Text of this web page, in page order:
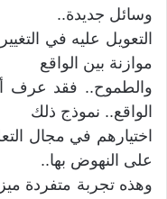
وسائل جديدة..
التعويل عليه في
موازنة بين الواقع
والطموح.. فقد عرف
الواقع.. نموذج ذلك
اختيارهم في مجال
على النهوض بها..
وهذه تجربة متفردة